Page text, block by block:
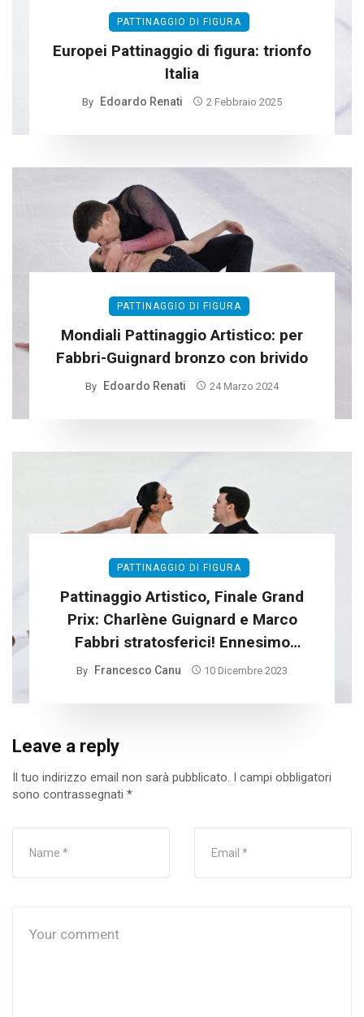
PATTINAGGIO DI FIGURA
Europei Pattinaggio di figura: trionfo
Italia
By Edoardo Renati 2 Febbraio 2025
PATTINAGGIO DI FIGURA
Mondiali Pattinaggio Artistico: per
Fabbri-Guignard bronzo con brivido
By Edoardo Renati 24 Marzo 2024
PATTINAGGIO DI FIGURA
Pattinaggio Artistico, Finale Grand
Prix: Charlène Guignard e Marco
Fabbri stratosferici! Ennesimo
record per l’Italia
By Francesco Canu 10 Dicembre 2023
Leave a reply
Il tuo indirizzo email non sarà pubblicato. I campi obbligatori
sono contrassegnati *